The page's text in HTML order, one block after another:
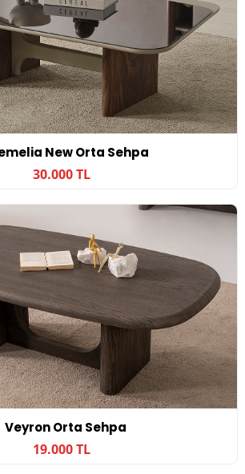
New Orta Sehpa
30.000 TL
Veyron Orta Sehpa
19.000 TL